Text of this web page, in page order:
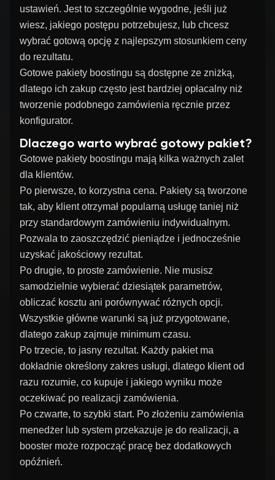
ustawień. Jest to szczególnie wygodne, jeśli już
wiesz, jakiego postępu potrzebujesz, lub chcesz
wybrać gotową opcję z najlepszym stosunkiem ceny
do rezultatu.
Gotowe pakiety boostingu są dostępne ze zniżką,
dlatego ich zakup często jest bardziej opłacalny niż
tworzenie podobnego zamówienia ręcznie przez
konfigurator.
Dlaczego warto wybrać gotowy pakiet?
Gotowe pakiety boostingu mają kilka ważnych zalet
dla klientów.
Po pierwsze, to korzystna cena. Pakiety są tworzone
tak, aby klient otrzymał popularną usługę taniej niż
przy standardowym zamówieniu indywidualnym.
Pozwala to zaoszczędzić pieniądze i jednocześnie
uzyskać jakościowy rezultat.
Po drugie, to proste zamówienie. Nie musisz
samodzielnie wybierać dziesiątek parametrów,
obliczać kosztu ani porównywać różnych opcji.
Wszystkie główne warunki są już przygotowane,
dlatego zakup zajmuje minimum czasu.
Po trzecie, to jasny rezultat. Każdy pakiet ma
dokładnie określony zakres usługi, dlatego klient od
razu rozumie, co kupuje i jakiego wyniku może
oczekiwać po realizacji zamówienia.
Po czwarte, to szybki start. Po złożeniu zamówienia
menedżer lub system przekazuje je do realizacji, a
booster może rozpocząć pracę bez dodatkowych
opóźnień.